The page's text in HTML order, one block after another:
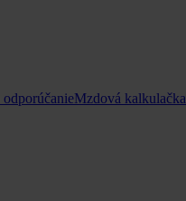
odporúčanieMzdová kalkulačka